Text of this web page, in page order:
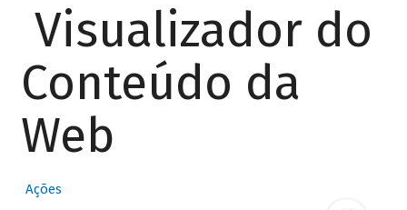
Visualizador do
Conteúdo da
Web
Ações